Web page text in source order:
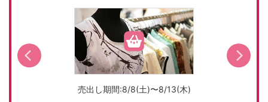
売出し期間:8/8(土)〜8/13(木)